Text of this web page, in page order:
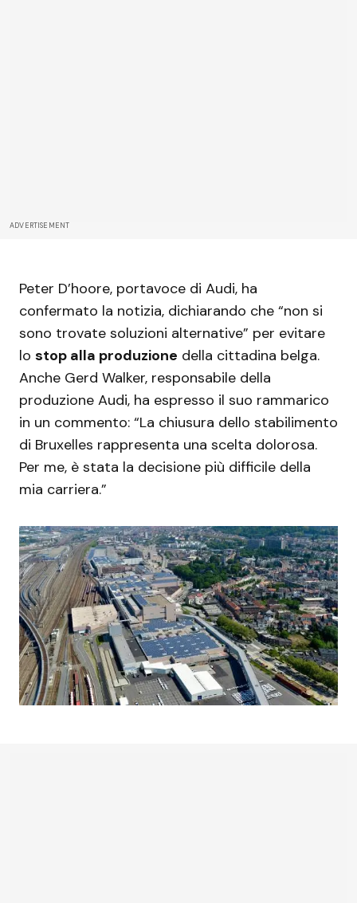
ADVERTISEMENT
Peter D’hoore, portavoce di Audi, ha
confermato la notizia, dichiarando che “non si
sono trovate soluzioni alternative” per evitare
lo stop alla produzione della cittadina belga.
Anche Gerd Walker, responsabile della
produzione Audi, ha espresso il suo rammarico
in un commento: “La chiusura dello stabilimento
di Bruxelles rappresenta una scelta dolorosa.
Per me, è stata la decisione più difficile della
mia carriera.”